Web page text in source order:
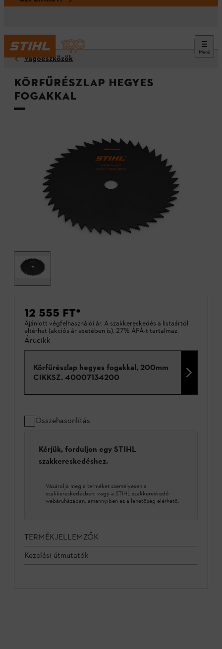
Menü
Vágóeszközök
Körfűrészlap hegyes
fogakkal
12 555 FT*
Ajánlott végfelhasználói ár. A szakkereskedés a listaártól
eltérhet (akciós ár esetében is). 27% ÁFÁ-t tartalmaz.
Árucikk
Körfűrészlap hegyes fogakkal, 200mm
CIKKSZ. 40007134200
Összehasonlítás
Kérjük, forduljon egy STIHL
szakkereskedéshez.
Vásárolja meg a terméket személyesen a
szakkereskedésben, vagy a STIHL szakkereskedő
webáruházában, amennyiben ez a lehetőség elérhető.
TERMÉKJELLEMZŐK
Kezelési útmutatók